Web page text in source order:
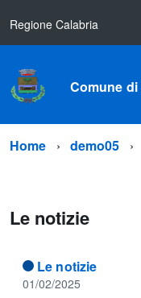
Regione Calabria
Comune
Home demo05
Le notizie
Le notizie
01/02/2025